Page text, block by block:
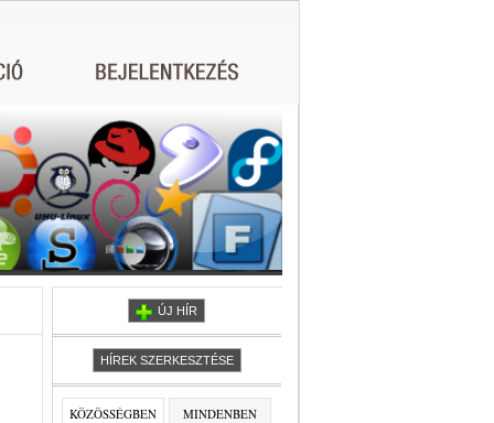
ÚJ HÍR
HÍREK SZERKESZTÉSE
KÖZÖSSÉGBEN MINDENBEN